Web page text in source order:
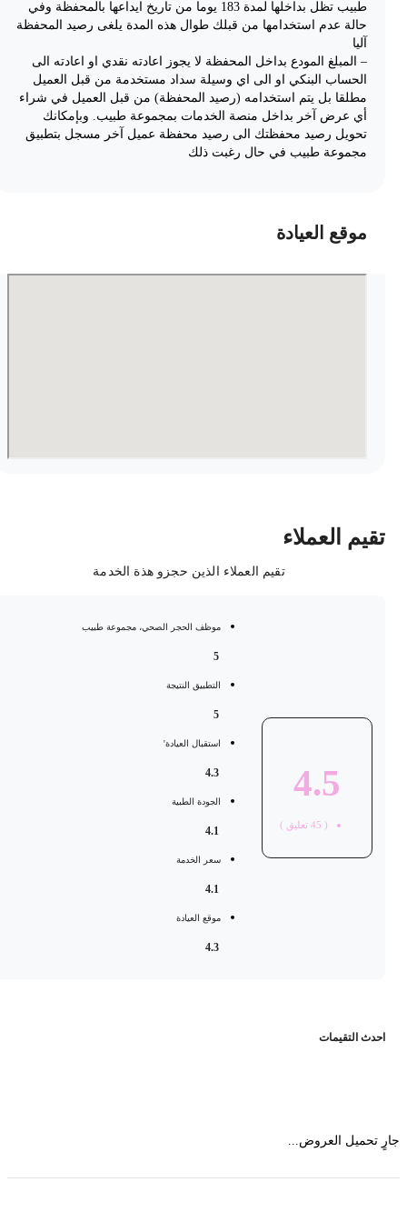
طبيب تظل بداخلها لمدة 183 يوما من تاريخ ايداعها بالمحفظة وفي
حالة عدم استخدامها من قبلك طوال هذه المدة يلغى رصيد المحفظة
– المبلغ المودع بداخل المحفظة لا يجوز اعادته نقدي او اعادته الى
الحساب البنكي او الى اي وسيلة سداد مستخدمة من قبل العميل
مطلقا بل يتم استخدامه (رصيد المحفظة) من قبل العميل في شراء
أي عرض آخر بداخل منصة الخدمات بمجموعة طبيب. وبإمكانك
تحويل رصيد محفظتك الى رصيد محفظة عميل آخر مسجل بتطبيق
مجموعة طبيب في حال رغبت ذلك
موقع العيادة
العملاء
تقيم العملاء الذين حجزو هذة الخدمة
4.5
45 تعليق )
موظف الحجر الصحي، مجموعة طبيب
التطبيق النتيجة
استقبال العيادة'
الجودة الطبية
سعر الخدمة
موقع العيادة
التقيمات
تحميل العروض...